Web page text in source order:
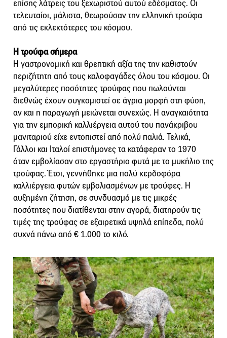
επίσης λάτρεις του ξεχωριστού αυτού εδέσματος. Οι
τελευταίοι, μάλιστα, θεωρούσαν την ελληνική τρούφα
από τις εκλεκτότερες του κόσμου.
Η τρούφα σήμερα
Η γαστρονομική και θρεπτική αξία της την καθιστούν
περιζήτητη από τους καλοφαγάδες όλου του κόσμου. Οι
μεγαλύτερες ποσότητες τρούφας που πωλούνται
διεθνώς έχουν συγκομιστεί σε άγρια μορφή στη φύση,
αν και η παραγωγή μειώνεται συνεχώς. Η αναγκαιότητα
για την εμπορική καλλιέργεια αυτού του πανάκριβου
μανιταριού είχε εντοπιστεί από πολύ παλιά. Τελικά,
Γάλλοι και Ιταλοί επιστήμονες τα κατάφεραν το 1970
όταν εμβολίασαν στο εργαστήριο φυτά με το μυκήλιο της
τρούφας. Έτσι, γεννήθηκε μια πολύ κερδοφόρα
καλλιέργεια φυτών εμβολιασμένων με τρούφες. Η
αυξημένη ζήτηση, σε συνδυασμό με τις μικρές
ποσότητες που διατίθενται στην αγορά, διατηρούν τις
τιμές της τρούφας σε εξαιρετικά υψηλά επίπεδα, πολύ
συχνά πάνω από € 1.000 το κιλό.